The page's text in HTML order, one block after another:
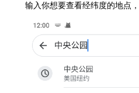
输入你想要查看经纬度的地点